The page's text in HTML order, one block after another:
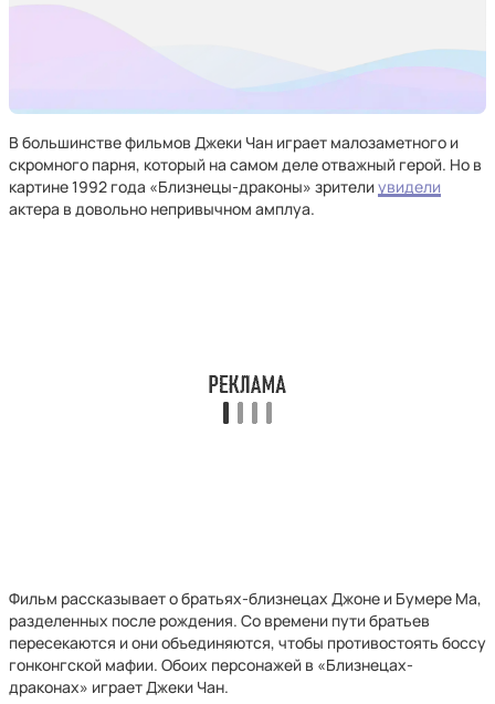
В большинстве фильмов Джеки Чан играет малозаметного и
скромного парня, который на самом деле отважный герой. Но в
картине 1992 года «Близнецы-драконы» зрителиувидели
актера в довольно непривычном амплуа.
Фильм рассказывает о братьях-близнецах Джоне и Бумере Ма,
разделенных после рождения. Со времени пути братьев
пересекаются и они объединяются, чтобы противостоять боссу
гонконгской мафии. Обоих персонажей в «Близнецах-
драконах» играет Джеки Чан.